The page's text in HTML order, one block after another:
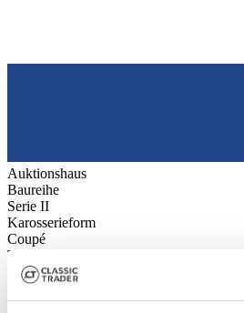
Auktionshaus
Baureihe
Serie II
Karosserieform
Coupé
Tachostand (abgelesen)
Nicht angegeben
Leistung (kW/PS)
195 / 265